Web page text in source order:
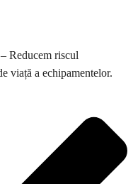
Reducem riscul
viață a echipamentelor.